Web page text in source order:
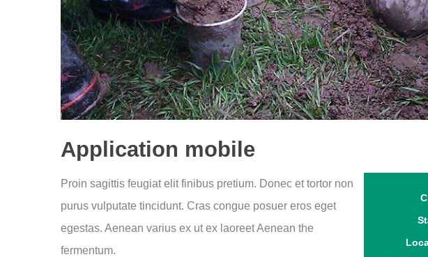
Application mobile
Proin sagittis feugiat elit finibus pretium. Donec et tortor non
purus vulputate tincidunt. Cras congue posuer eros eget
egestas. Aenean varius ex ut ex laoreet Aenean the
fermentum.